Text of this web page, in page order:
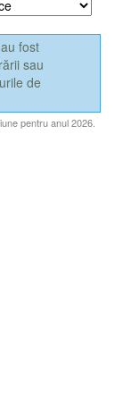
fost
sau
de
pentru anul 2026.